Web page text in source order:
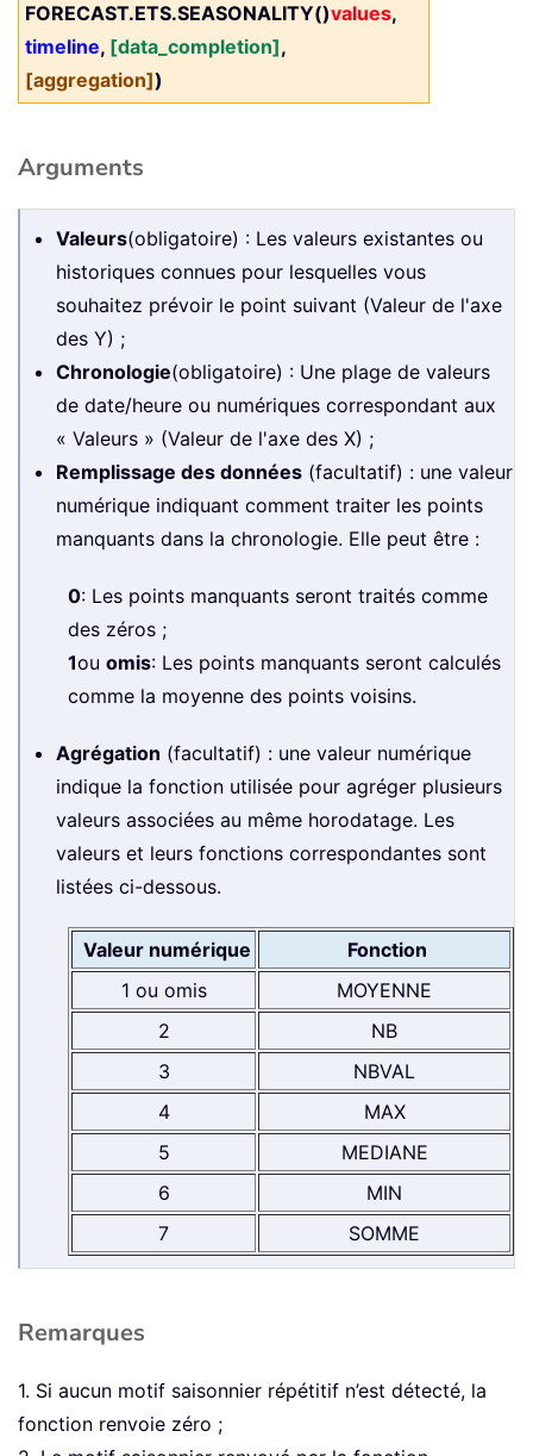
FORECAST.ETS.SEASONALITY()values,
timeline, [data_completion],
[aggregation])
Arguments
Valeurs(obligatoire) : Les valeurs existantes ou
historiques connues pour lesquelles vous
souhaitez prévoir le point suivant (Valeur de l'axe
des Y) ;
Chronologie(obligatoire) : Une plage de valeurs
de date/heure ou numériques correspondant aux
« Valeurs » (Valeur de l'axe des X) ;
Remplissage des données (facultatif) : une valeur
numérique indiquant comment traiter les points
manquants dans la chronologie. Elle peut être :
0: Les points manquants seront traités comme
des zéros ;
1ou omis: Les points manquants seront calculés
comme la moyenne des points voisins.
Agrégation (facultatif) : une valeur numérique
indique la fonction utilisée pour agréger plusieurs
valeurs associées au même horodatage. Les
valeurs et leurs fonctions correspondantes sont
listées ci-dessous.
Valeur numérique
Fonction
1 ou omis
MOYENNE
2
NB
3
NBVAL
4
MAX
5
MEDIANE
6
MIN
7
SOMME
Remarques
1. Si aucun motif saisonnier répétitif n’est détecté, la
fonction renvoie zéro ;